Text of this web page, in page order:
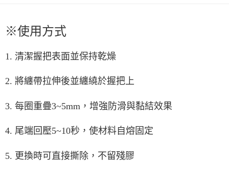
用戶於交易時，得透過本服務購買商品或服務，並由商店將買賣／分期付款
買賣價金債權讓與本公司後，依約使用本公司帳單繳交帳款。
資料（包含姓名、電話或地址）提供予台灣大哥大進項蒐集、處理及利用，
由本公司與您本人進行分期帳單所需資料之確認、核對及更正。
購買商品的店家。未經商家同意取消之訂單仍視為有效，需透過AFTEE先享
後付繳納相關費用。
是否繳費成功／繳費後需取消欲退款等相關疑問，請聯繫「AFTEE先享後付
【注意事項】
易，需依本服務之必要範圍內提供個人資料，並將交易相關給付款項請求債
權轉讓予恩沛科技股份有限公司。
https://aftee.tw/terms/#terms3
「AFTEE先享後付」，若未經同意申辦者引起之損失，本公司不負相關責
任。
7-11取貨付款
每筆NT$60，滿NT$1,200(含以上)免運費
一般宅配（門市自取請勿下單，請聯繫客服）
離島一般宅配
※使用方式
1. 清潔握把表面並保持乾燥
2. 將纏帶拉伸後並纏繞於握把上
3. 每圈重疊3~5mm，增強防滑與黏結效果
4. 尾端回壓5~10秒，使材料自熔固定
5. 更換時可直接撕除，不留殘膠